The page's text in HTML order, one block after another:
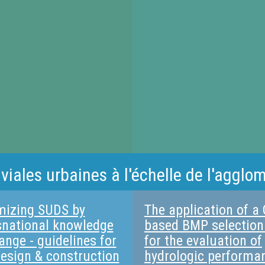
urbaines à l'échelle de
SUDS by
knowledge
- guidelines for
& construction
The application of a
based BMP
for the evaluation of
hydrologic